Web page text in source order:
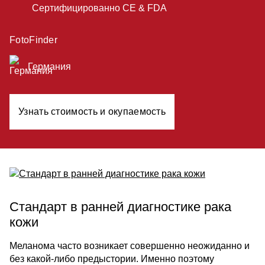
Сертифицированно CE & FDA
FotoFinder
Германия
Узнать стоимость и окупаемость
Стандарт в ранней ди­агностике рака
кожи
Меланома часто возникает совершенно неожиданно и
без какой-либо предыстории. Именно поэтому